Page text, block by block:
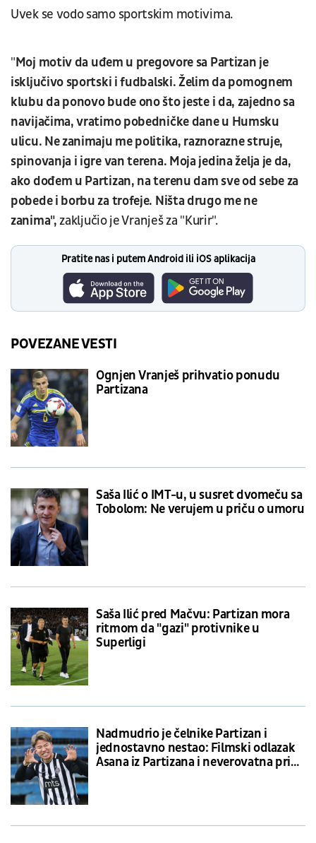
Uvek se vodo samo sportskim motivima.
"Moj motiv da uđem u pregovore sa Partizan je
isključivo sportski i fudbalski. Želim da pomognem
klubu da ponovo bude ono što jeste i da, zajedno sa
navijačima, vratimo pobedničke dane u Humsku
ulicu. Ne zanimaju me politika, raznorazne struje,
spinovanja i igre van terena. Moja jedina želja je da,
ako dođem u Partizan, na terenu dam sve od sebe za
pobede i borbu za trofeje. Ništa drugo me ne
zanima",zaključio je Vranješ za "Kurir".
Pratite nas i putem Android ili iOS aplikacija
POVEZANE VESTI
Ognjen Vranješ prihvatio ponudu
Partizana
Saša Ilić o IMT-u, u susret dvomeču sa
Tobolom: Ne verujem u priču o umoru
Saša Ilić pred Mačvu: Partizan mora
ritmom da "gazi" protivnike u
Superligi
Nadmudrio je čelnike Partizan i
jednostavno nestao: Filmski odlazak
Asana iz Partizana i neverovatna priča